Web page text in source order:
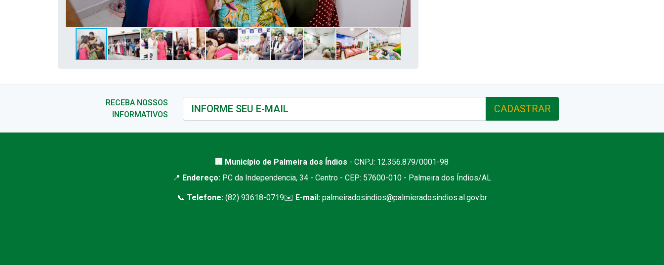
RECEBA NOSSOS
INFORMATIVOS
CADASTRAR
🏢 Município de Palmeira dos Índios - CNPJ: 12.356.879/0001-98
📍 Endereço: PC da Independencia, 34 - Centro - CEP: 57600-010 - Palmeira dos Índios/AL
📞 Telefone:(82) 93618-0719✉️ E-mail: palmeiradosindios@palmieradosindios.al.gov.br